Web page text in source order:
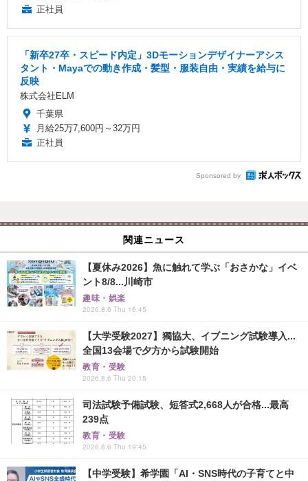
正社員
「新卒27卒・スピード内定」3Dモーションデザイナーアシス
タント・Mayaでの動き作成・髪型・服装自由・実績を給与に
反映
株式会社ELM
千葉県
月給25万7,600円～32万円
正社員
Sponsored by
関連ニュース
【夏休み2026】魚に触れて学ぶ「おさかな」イベ
ント8/8...川崎市
趣味・娯楽
2026.8.6 Thu 16:45
【大学受験2027】獨協大、イブニング試験導入...
全国13会場で夕方から試験開始
教育・受験
2026.8.6 Thu 20:15
司法試験予備試験、短答式2,668人が合格...最高
239点
教育・受験
2026.8.6 Thu 19:45
【中学受験】希学園「AI・SNS時代の子育てと中